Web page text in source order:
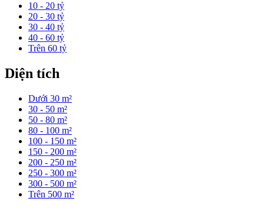
10 - 20 tỷ
20 - 30 tỷ
30 - 40 tỷ
40 - 60 tỷ
Trên 60 tỷ
Diện tích
Dưới 30 m²
30 - 50 m²
50 - 80 m²
80 - 100 m²
100 - 150 m²
150 - 200 m²
200 - 250 m²
250 - 300 m²
300 - 500 m²
Trên 500 m²